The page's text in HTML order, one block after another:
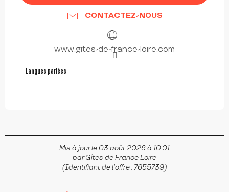
CONTACTEZ-NOUS
www.gites-de-france-loire.com
Langues parlées
Langues parlées
Mis à jour le 03 août 2026 à 10:01
par Gîtes de France Loire
(Identifiant de l'offre :7655739)